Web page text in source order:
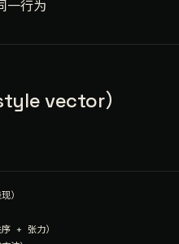
一行为
vector）
）
+ 张力）